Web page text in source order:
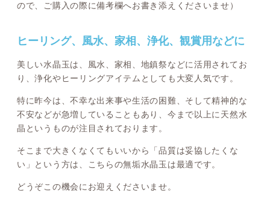
ので、ご購入の際に備考欄へお書き添えくださいませ）
ヒーリング、風水、家相、浄化、観賞用などに
美しい水晶玉は、風水、家相、地鎮祭などに活用されてお
り、浄化やヒーリングアイテムとしても大変人気です。
特に昨今は、不幸な出来事や生活の困難、そして精神的な
不安などが急増していることもあり、今まで以上に天然水
晶というものが注目されております。
そこまで大きくなくてもいいから「品質は妥協したくな
い」という方は、こちらの無垢水晶玉は最適です。
どうぞこの機会にお迎えくださいませ。